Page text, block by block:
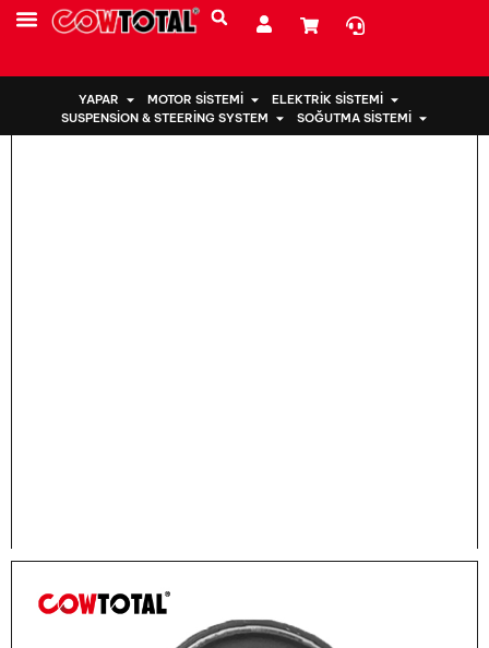
YAPAR MOTOR SISTEMI
ELEKTRIK SISTEMI
SUSPENSION & STEERING SYSTEM
SOĞUTMA SISTEMI
> Motor Takozu 12372-21060 TOYOTA için